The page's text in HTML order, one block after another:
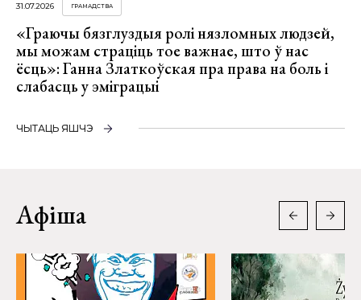
31.07.2026 ГРАМАДСТВА
«Граючы бязглуздыя ролі нязломных людзей,
мы можам страціць тое важнае, што ў нас
ёсць»: Ганна Златкоўская пра права на боль і
слабасць у эміграцыі
ЧЫТАЦЬ ЯШЧЭ
Афіша